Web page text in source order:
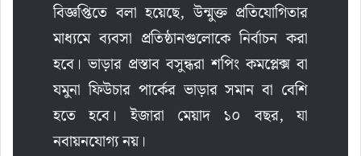
বিজ্ঞপ্তিতে বলা হয়েছে, উন্মুক্ত প্রতিযোগিতার
মাধ্যমে ব্যবসা প্রতিষ্ঠানগুলোকে নির্বাচন করা
হবে। ভাড়ার প্রস্তাব বসুন্ধরা শপিং কমপ্লেক্স বা
যমুনা ফিউচার পার্কের ভাড়ার সমান বা বেশি
হতে হবে। ইজারা মেয়াদ ১০ বছর, যা
নবায়নযোগ্য নয়।